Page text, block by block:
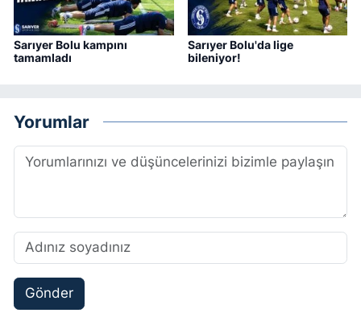
Sarıyer Bolu kampını
tamamladı
Sarıyer Bolu'da lige
bileniyor!
Yorumlar
Gönder